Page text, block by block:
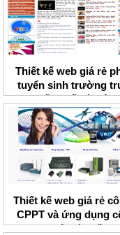
Thiết kế web giá rẻ
tuyển sinh trường
cấp y tế Hà Nội
Thiết kế web giá rẻ
CPPT và ứng dụng
nghệ toàn cầu